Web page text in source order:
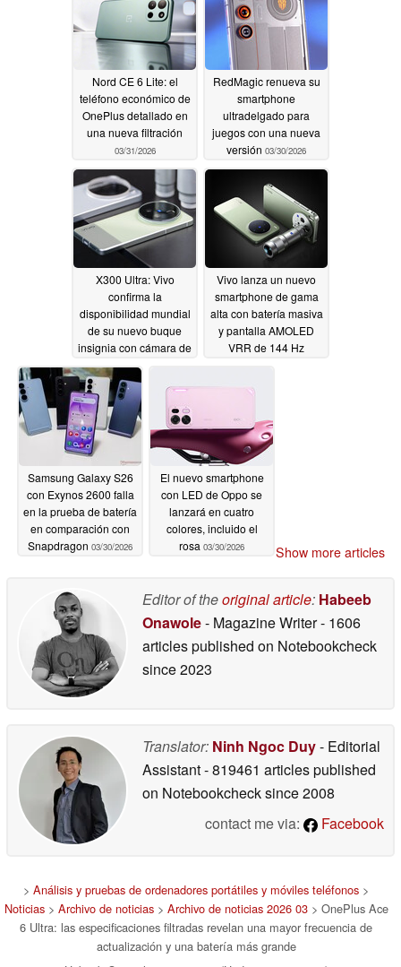
Nord CE 6 Lite: el
teléfono económico de
OnePlus detallado en
una nueva filtración
03/31/2026
RedMagic renueva su
smartphone
ultradelgado para
juegos con una nueva
versión 03/30/2026
X300 Ultra: Vivo
confirma la
disponibilidad mundial
de su nuevo buque
insignia con cámara de
35 mm03/30/2026
Vivo lanza un nuevo
smartphone de gama
alta con batería masiva
y pantalla AMOLED
VRR de 144 Hz
Samsung Galaxy S26
con Exynos 2600 falla
en la prueba de batería
en comparación con
Snapdragon 03/30/2026
El nuevo smartphone
con LED de Oppo se
lanzará en cuatro
colores, incluido el
rosa 03/30/2026 Show more articles
Editor of theoriginal article: Habeeb
Onawole- Magazine Writer- 1606
articles published on Notebookcheck
since 2023
Translator: Ninh Ngoc Duy- Editorial
Assistant- 819461 articles published
on Notebookchecksince 2008
contact me via:
Facebook
> Análisis y pruebas de ordenadores portátiles y móviles teléfonos >
Noticias> Archivo de noticias> Archivo de noticias 2026 03> OnePlus Ace
6 Ultra: las especificaciones filtradas revelan una mayor frecuencia de
actualización y una batería más grande